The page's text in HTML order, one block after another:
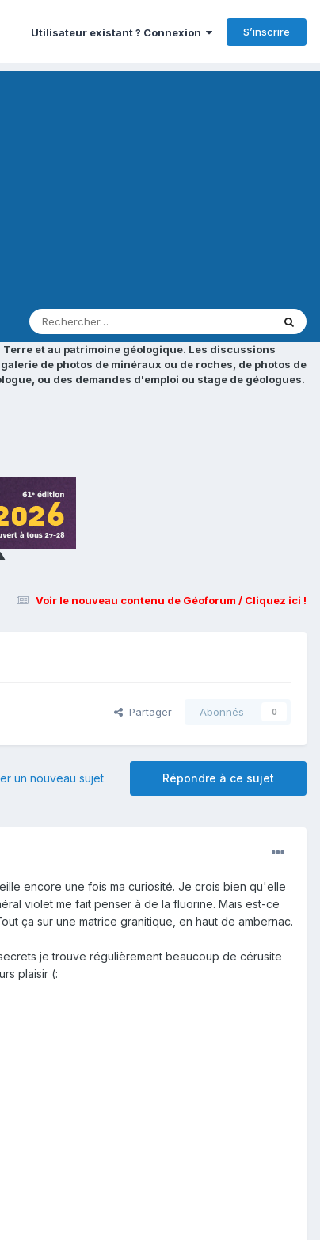
Utilisateur existant ? Connexion S’inscrire
et au patrimoine géologique. Les discussions
de photos de minéraux ou de roches, de photos de
ou des demandes d'emploi ou stage de géologues.
Voir le nouveau contenu de Géoforum / Cliquez ici !
Partager Abonnés 0
Répondre à ce sujet
un nouveau sujet
encore une fois ma curiosité. Je crois bien qu'elle
violet me fait penser à de la fluorine. Mais est-ce
ça sur une matrice granitique, en haut de ambernac.
je trouve régulièrement beaucoup de cérusite
plaisir (: